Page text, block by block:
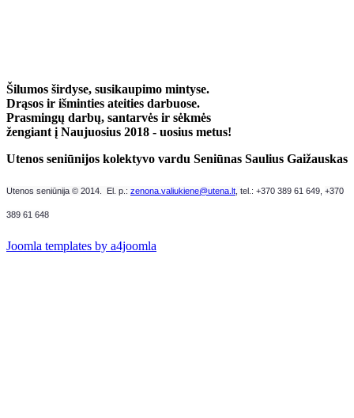
Šilumos širdyse, susikaupimo mintyse.
Drąsos ir išminties ateities darbuose.
Prasmingų darbų, santarvės ir sėkmės
žengiant į Naujuosius 2018 - uosius metus!
Utenos seniūnijos kolektyvo vardu Seniūnas Saulius Gaižauskas
Utenos seniūnija © 2014. El. p.: zenona.valiukiene@utena.lt , tel.: +370 389 61 649, +370
389 61 648
Joomla templates by a4joomla